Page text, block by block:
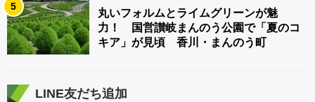
5
丸いフォルムとライムグリーンが魅
力！ 国営讃岐まんのう公園で「夏のコ
キア」が見頃 香川・まんのう町
LINE友だち追加